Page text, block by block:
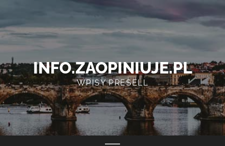
content
INFO.ZAOPINIUJE.PL
WPISY PRESELL